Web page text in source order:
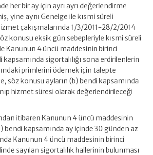
her bir ay için ayrı ayrı değerlendirme
yine aynı Genelge ile kısmi süreli
çakışmalarında 1/3/2011-28/2/2014
konusu eksik gün sebepleriyle kısmi süreli
Kanunun 4 üncü maddesinin birinci
kapsamında sigortalılığı sona erdirilenlerin
primlerini ödemek için talepte
söz konusu ayların (b) bendi kapsamında
hizmet süresi olarak değerlendirileceği
itibaren Kanunun 4 üncü maddesinin
bendi kapsamında ay içinde 30 günden az
Kanunun 4 üncü maddesinin birinci
sayılan sigortalılık hallerinin bulunması